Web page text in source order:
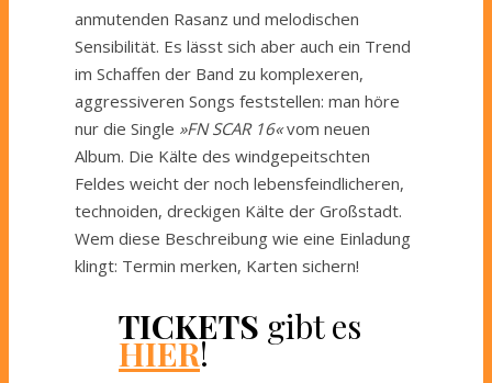
anmutenden Rasanz und melodischen
Sensibilität. Es lässt sich aber auch ein Trend
im Schaffen der Band zu komplexeren,
aggressiveren Songs feststellen: man höre
nur die Single »FN SCAR 16«vom neuen
Album. Die Kälte des windgepeitschten
Feldes weicht der noch lebensfeindlicheren,
technoiden, dreckigen Kälte der Großstadt.
Wem diese Beschreibung wie eine Einladung
klingt: Termin merken, Karten sichern!
TICKETS gibt es
HIER!